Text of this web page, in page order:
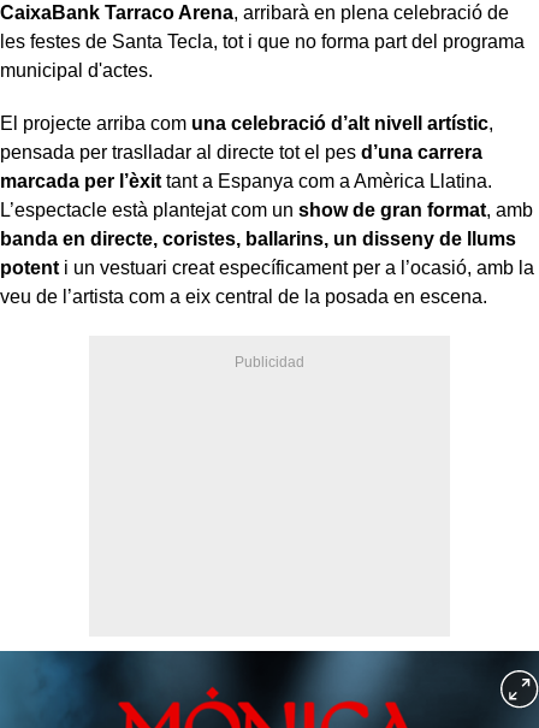
CaixaBank Tarraco Arena, arribarà en plena celebració de
les festes de Santa Tecla, tot i que no forma part del programa
municipal d'actes.
El projecte arriba com una celebració d’alt nivell artístic,
pensada per traslladar al directe tot el pes d’una carrera
marcada per l’èxit tant a Espanya com a Amèrica Llatina.
L’espectacle està plantejat com un show de gran format, amb
banda en directe, coristes, ballarins, un disseny de llums
potent i un vestuari creat específicament per a l’ocasió, amb la
veu de l’artista com a eix central de la posada en escena.